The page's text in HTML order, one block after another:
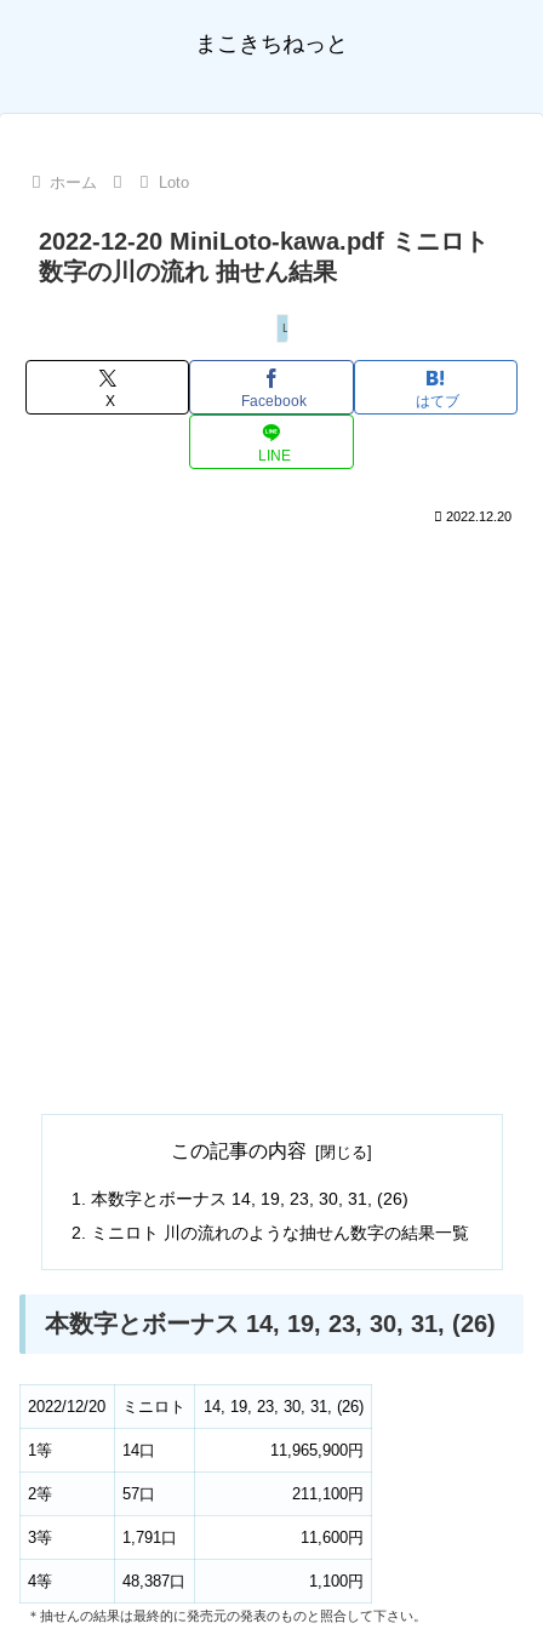
まこきちねっと
ホーム Loto
2022-12-20 MiniLoto-kawa.pdf ミニロト
数字の川の流れ 抽せん結果
Loto
X Facebook はてブ
LINE
2022.12.20
この記事の内容
本数字とボーナス 14, 19, 23, 30, 31, (26)
ミニロト 川の流れのような抽せん数字の結果一覧
本数字とボーナス 14, 19, 23, 30, 31, (26)
2022/12/20 ミニロト 14, 19, 23, 30, 31, (26)
1等 14口 11,965,900円
2等 57口 211,100円
3等 1,791口 11,600円
4等 48,387口 1,100円
＊抽せんの結果は最終的に発売元の発表のものと照合して下さい。